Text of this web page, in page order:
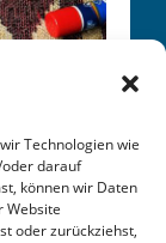
Technologien wie
darauf
können wir Daten
Website
oder zurückziehst,